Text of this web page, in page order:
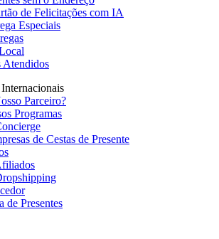
de Felicitações com IA
Especiais
Atendidos
Parceiro?
Programas
de Cestas de Presente
de Presentes